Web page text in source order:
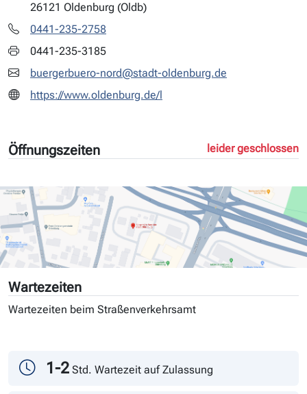
26121 Oldenburg (Oldb)
0441-235-2758
0441-235-3185
buergerbuero-nord@stadt-oldenburg.de
https://www.oldenburg.de/l
Öffnungszeiten leider geschlossen
Wartezeiten
Wartezeiten beim Straßenverkehrsamt
Andrang
1-2 Std. Wartezeit auf Zulassung